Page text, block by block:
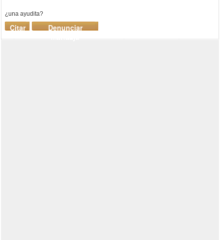
¿una ayudita?
Denunciar
mensaje
Citar